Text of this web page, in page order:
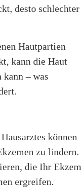
desto schlechter
Hautpartien
kann die Haut
– was
können
zu lindern.
die Ihr Ekzem
ergreifen.